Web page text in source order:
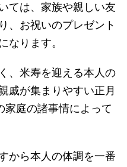
ては、家族や親しい友
、お祝いのプレゼント
なります。
、米寿を迎える本人の
戚が集まりやすい正月
家庭の諸事情によって
から本人の体調を一番